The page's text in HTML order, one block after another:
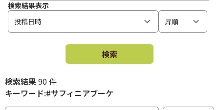
検索結果表示
投稿日時
昇順
検索
検索結果90 件
キーワード:#サフィニアブーケ